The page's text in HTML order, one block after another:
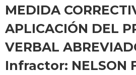
MEDIDA
APLICACIÓN DEL
VERBAL
Infractor: NELSON